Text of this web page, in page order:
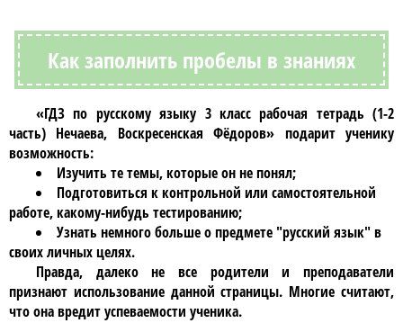
Как заполнить пробелы в знаниях
«ГДЗ по русскому языку 3 класс рабочая тетрадь (1-2
часть) Нечаева, Воскресенская Фёдоров» подарит ученику
возможность:
Изучить те темы, которые он не понял;
Подготовиться к контрольной или самостоятельной
работе, какому-нибудь тестированию;
Узнать немного больше о предмете "русский язык" в
своих личных целях.
Правда, далеко не все родители и преподаватели
признают использование данной страницы. Многие считают,
что она вредит успеваемости ученика.